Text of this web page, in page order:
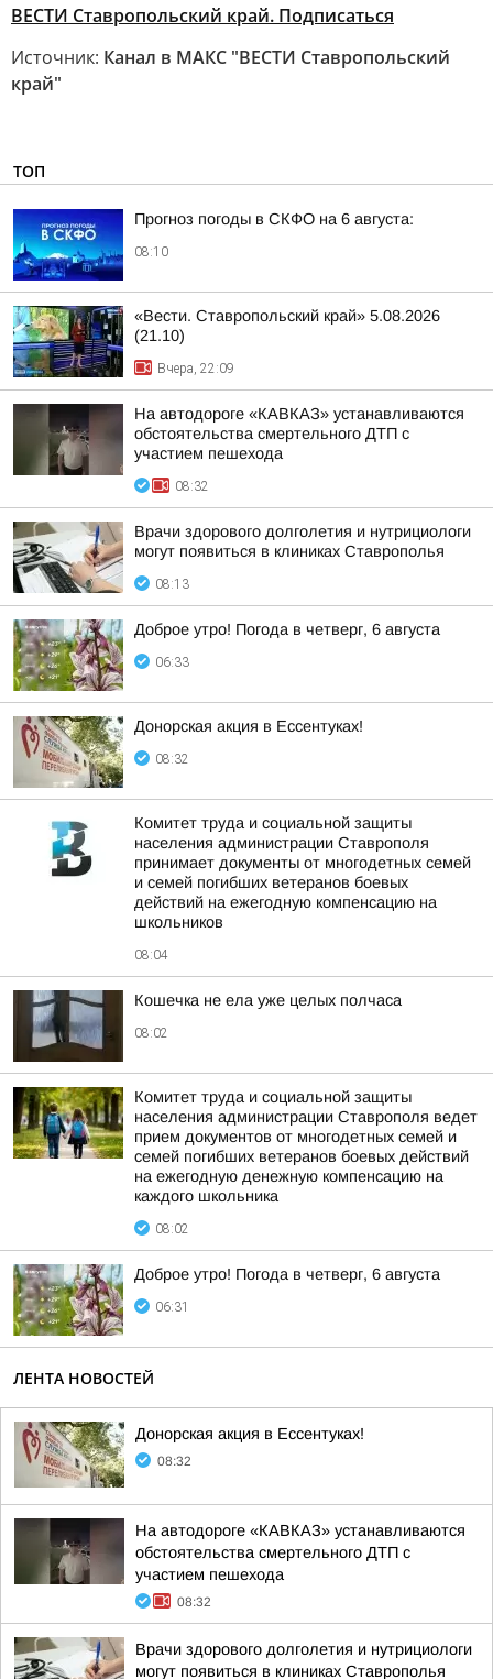
ВЕСТИ Ставропольский край. Подписаться
Источник: Канал в МАКС "ВЕСТИ Ставропольский
край"
ТОП
Прогноз погоды в СКФО на 6 августа:
08:10
«Вести. Ставропольский край» 5.08.2026
(21.10)
Вчера, 22:09
На автодороге «КАВКАЗ» устанавливаются
обстоятельства смертельного ДТП с
участием пешехода
08:32
Врачи здорового долголетия и нутрициологи
могут появиться в клиниках Ставрополья
08:13
Доброе утро! Погода в четверг, 6 августа
06:33
Донорская акция в Ессентуках!
08:32
Комитет труда и социальной защиты
населения администрации Ставрополя
принимает документы от многодетных семей
и семей погибших ветеранов боевых
действий на ежегодную компенсацию на
школьников
08:04
Кошечка не ела уже целых полчаса
08:02
Комитет труда и социальной защиты
населения администрации Ставрополя ведет
прием документов от многодетных семей и
семей погибших ветеранов боевых действий
на ежегодную денежную компенсацию на
каждого школьника
08:02
Доброе утро! Погода в четверг, 6 августа
06:31
ЛЕНТА НОВОСТЕЙ
Донорская акция в Ессентуках!
08:32
На автодороге «КАВКАЗ» устанавливаются
обстоятельства смертельного ДТП с
участием пешехода
08:32
Врачи здорового долголетия и нутрициологи
могут появиться в клиниках Ставрополья